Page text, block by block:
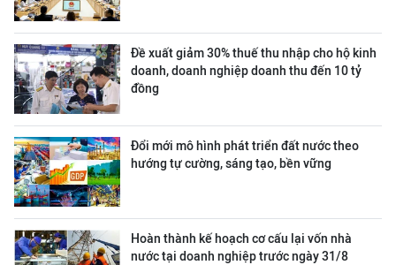
Đề xuất giảm 30% thuế thu nhập cho hộ kinh
doanh, doanh nghiệp doanh thu đến 10 tỷ
đồng
Đổi mới mô hình phát triển đất nước theo
hướng tự cường, sáng tạo, bền vững
Hoàn thành kế hoạch cơ cấu lại vốn nhà
nước tại doanh nghiệp trước ngày 31/8